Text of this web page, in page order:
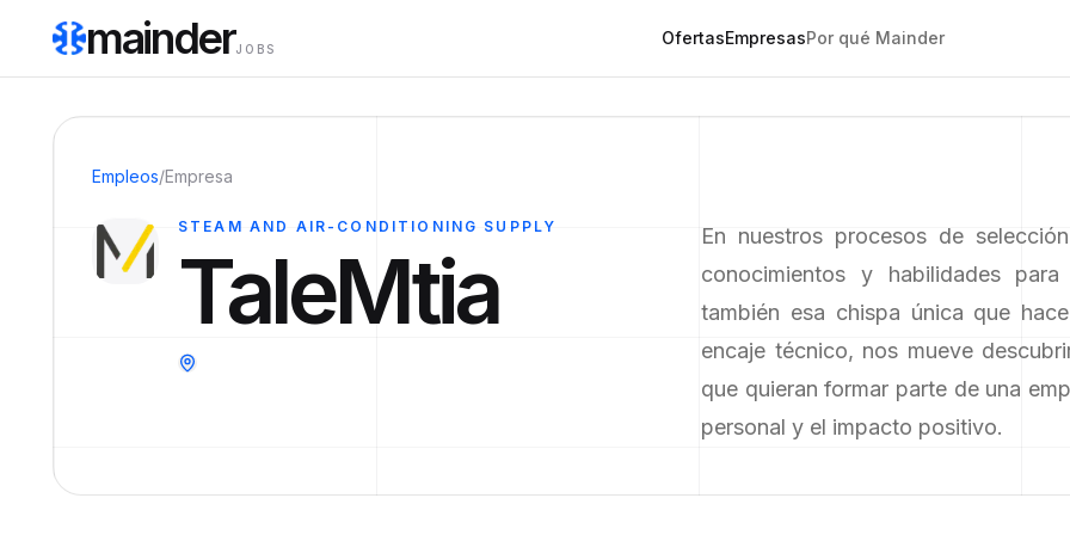
mainderJOBS
OfertasEmpresasPor qué Mainder
Empleos/Empresa
STEAM AND AIR-CONDITIONING SUPPLY
TaleMtia
En nuestros procesos de
conocimientos y habilidades
también esa chispa única que
encaje técnico, nos mueve
que quieran formar parte de una
personal y el impacto positivo.